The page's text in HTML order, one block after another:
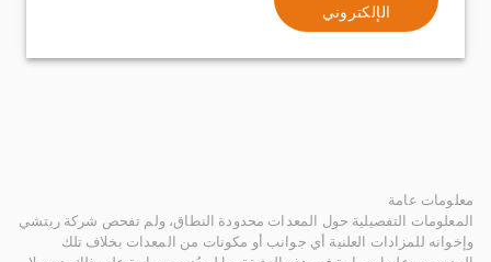
الإلكتروني
معلومات عامة
المعلومات التفصيلية حول المعدات محدودة النطاق، ولم تفحص شركة ريتشي
وإخوانه للمزادات العلنية أي جوانب أو مكونات من المعدات بخلاف تلك